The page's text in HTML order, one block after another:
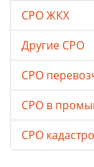
СРО ЖКХ
Другие СРО
СРО
СРО в
СРО